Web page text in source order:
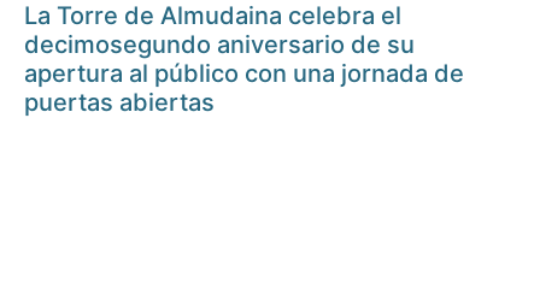
La Torre de Almudaina celebra el
decimosegundo aniversario de su
apertura al público con una jornada de
puertas abiertas